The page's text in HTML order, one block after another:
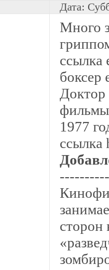
Дата:
Много
ссылка
1977
сторон